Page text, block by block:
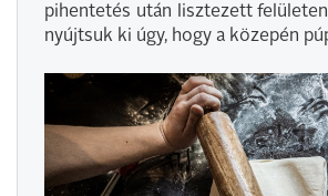
pihentetés után lisztezett
nyújtsuk ki úgy, hogy a közepén